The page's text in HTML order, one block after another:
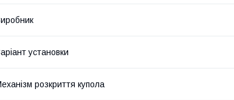
установки
розкриття купола